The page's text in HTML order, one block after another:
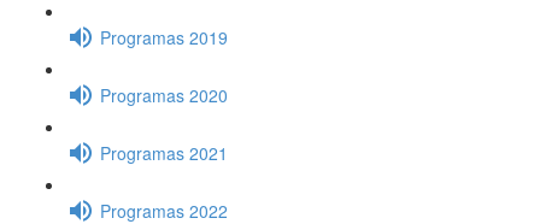
Programas 2019
Programas 2020
Programas 2021
Programas 2022